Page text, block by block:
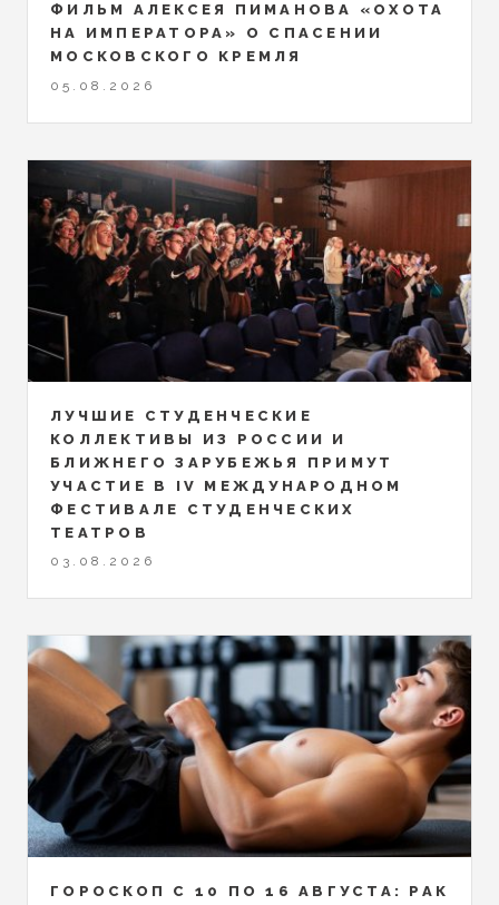
ФИЛЬМ АЛЕКСЕЯ ПИМАНОВА «ОХОТА
НА ИМПЕРАТОРА» О СПАСЕНИИ
МОСКОВСКОГО КРЕМЛЯ
05.08.2026
ЛУЧШИЕ СТУДЕНЧЕСКИЕ
КОЛЛЕКТИВЫ ИЗ РОССИИ И
БЛИЖНЕГО ЗАРУБЕЖЬЯ ПРИМУТ
УЧАСТИЕ В IV МЕЖДУНАРОДНОМ
ФЕСТИВАЛЕ СТУДЕНЧЕСКИХ
ТЕАТРОВ
03.08.2026
ГОРОСКОП С 10 ПО 16 АВГУСТА: РАК